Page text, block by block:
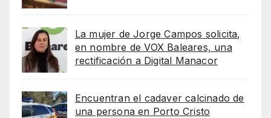
La mujer de Jorge Campos solicita,
en nombre de VOX Baleares, una
rectificación a Digital Manacor
Encuentran el cadaver calcinado de
una persona en Porto Cristo